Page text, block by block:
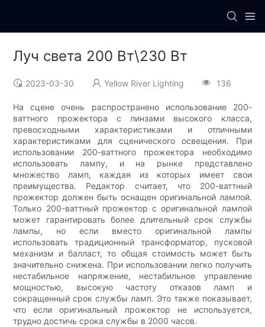
Луч света 200 Вт\230 Вт
2023-03-30 Yellow River Lighting 136
На сцене очень распространено использование 200-
ваттного прожектора с линзами высокого класса,
превосходными характеристиками и отличными
характеристиками для сценического освещения. При
использовании 200-ваттного прожектора необходимо
использовать лампу, и на рынке представлено
множество ламп, каждая из которых имеет свои
преимущества. Редактор считает, что 200-ваттный
прожектор должен быть оснащен оригинальной лампой.
Только 200-ваттный прожектор с оригинальной лампой
может гарантировать более длительный срок службы
лампы, но если вместо оригинальной лампы
использовать традиционный трансформатор, пусковой
механизм и балласт, то общая стоимость может быть
значительно снижена. При использовании легко получить
нестабильное напряжение, нестабильное управление
мощностью, высокую частоту отказов ламп и
сокращенный срок службы ламп. Это также показывает,
что если оригинальный прожектор не используется,
трудно достичь срока службы в 2000 часов.